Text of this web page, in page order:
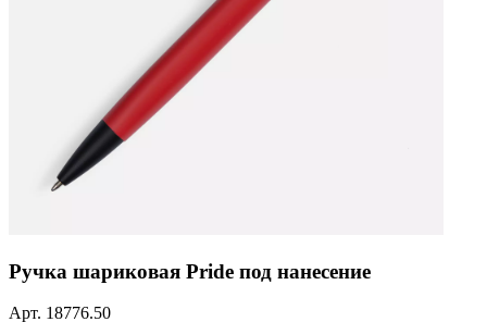
Ручка шариковая Pride под нанесение
Арт. 18776.50